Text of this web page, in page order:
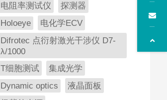
电阻率测试仪
探测器
Holoeye
电化学ECV
Difrotec 点衍射激光干涉仪 D7-
λ/1000
T细胞测试
集成光学
Dynamic optics
液晶面板